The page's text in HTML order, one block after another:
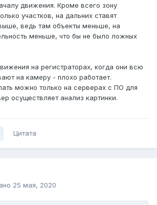
движения. Кроме всего зону
участков, на дальних ставят
ведь там объекты меньше, на
меньше, что бы не было ложных
на регистраторах, когда они всю
на камеру - плохо работает.
можно только на серверах с ПО для
осуществляет анализ картинки.
Цитата
25 мая, 2020